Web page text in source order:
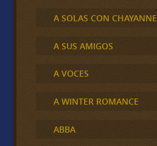
A SOLAS CON CHAYANNE
A SUS AMIGOS
A VOCES
A WINTER ROMANCE
ABBA